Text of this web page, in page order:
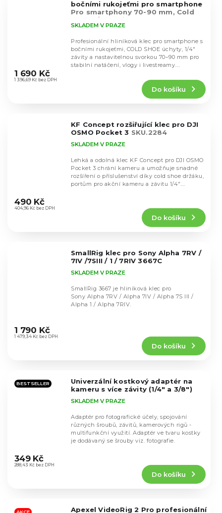
bočními rukojeťmi pro smartphone
Pro smartphony 70-90 mm, Cold
Shoe, 1/4" závity
hodnocení
produktu
SKLADEM V PRAZE
1 396,69 Kč bez DPH
1 690 Kč
Do košíku
Profesionální hliníková klec pro smartphone s
bočními rukojeťmi, COLD SHOE úchyty, 1/4"
závity a nastavitelnou svorkou 70–90 mm pro
stabilní natáčení, vlogy i livestreamy....
KF Concept rozšiřující klec pro DJI
OSMO Pocket 3 SKU.2284
hodnocení
produktu
SKLADEM V PRAZE
404,96 Kč bez DPH
490 Kč
Do košíku
Lehká a odolná klec KF Concept pro DJI OSMO
Pocket 3 chrání kameru a umožňuje snadné
rozšíření o příslušenství díky cold shoe držáku,
portům pro akční kameru a závitu 1/4"....
SmallRig klec pro Sony Alpha 7RV /
7IV /7SIII / 1 / 7RIV 3667C
hodnocení
produktu
hvězdiček.
SKLADEM V PRAZE
1 479,34 Kč bez DPH
1 790 Kč
Do košíku
SmallRig 3667 je hliníková klec pro
Sony Alpha 7RV / Alpha 7IV / Alpha 7S III /
Alpha 1 / Alpha 7RIV.
BESTSELLER
Univerzální kostkový adaptér na
kameru s více závity (1/4" a 3/8")
hodnocení
produktu
SKLADEM V PRAZE
288,43 Kč bez DPH
349 Kč
Do košíku
Adaptér pro fotografické účely, spojování
různých šroubů, závitů, kamerových rigů -
multifunkční využití. Adaptér ve tvaru kostky
je dodávaný se šrouby viz. fotografie.
AKCE
Apexel VideoRig 2 Pro profesionální